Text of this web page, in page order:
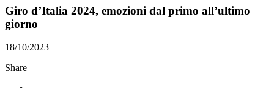
Giro d’Italia 2024, emozioni dal primo all’ultimo
giorno
18/10/2023
Share